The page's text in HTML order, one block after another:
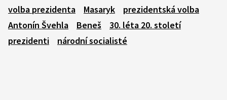
volba prezidenta
Masaryk
prezidentská volba
Antonín Švehla
Beneš
30. léta 20. století
prezidenti
národní socialisté